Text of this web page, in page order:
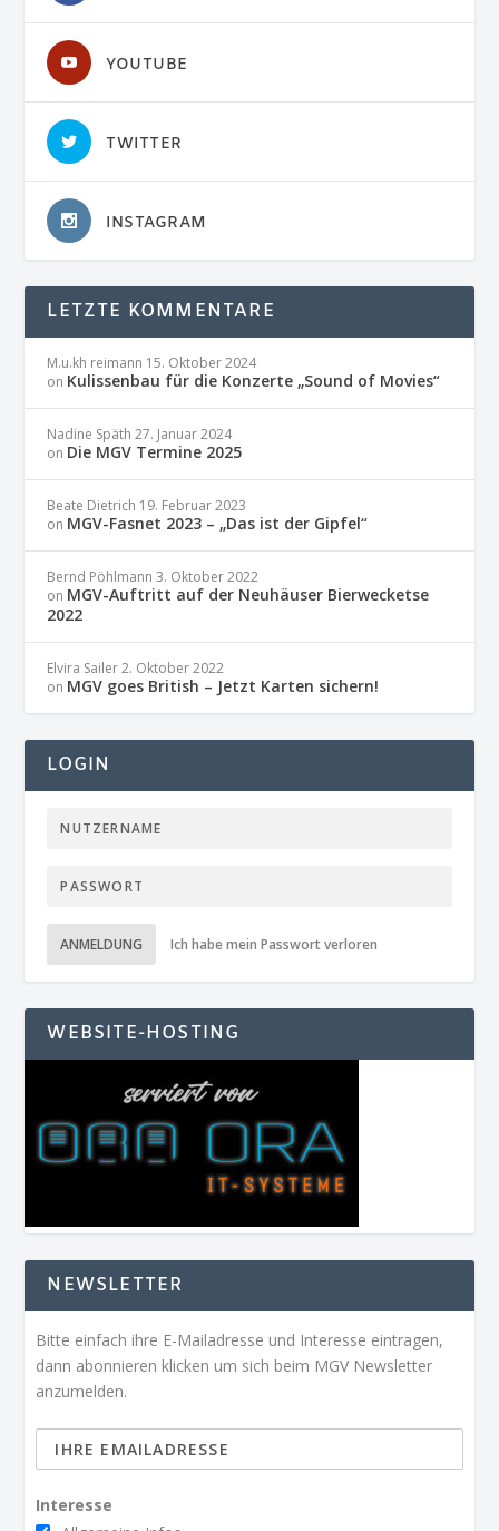
YOUTUBE
TWITTER
INSTAGRAM
LETZTE KOMMENTARE
M.u.kh reimann 15. Oktober 2024
on Kulissenbau für die Konzerte „Sound of Movies“
Nadine Späth 27. Januar 2024
on Die MGV Termine 2025
Beate Dietrich 19. Februar 2023
on MGV-Fasnet 2023 – „Das ist der Gipfel“
Bernd Pöhlmann 3. Oktober 2022
on MGV-Auftritt auf der Neuhäuser Bierwecketse
2022
Elvira Sailer 2. Oktober 2022
on MGV goes British – Jetzt Karten sichern!
LOGIN
ANMELDUNG Ich habe mein Passwort verloren
WEBSITE-HOSTING
NEWSLETTER
Bitte einfach ihre E-Mailadresse und Interesse eintragen,
dann abonnieren klicken um sich beim MGV Newsletter
anzumelden.
Interesse